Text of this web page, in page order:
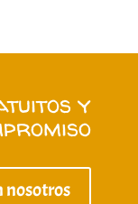
y
nosotros